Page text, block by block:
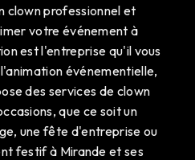
clown professionnel et
votre événement à
est l'entreprise qu'il vous
événementielle,
des services de clown
que ce soit un
une fête d'entreprise ou
festif à Mirande et ses